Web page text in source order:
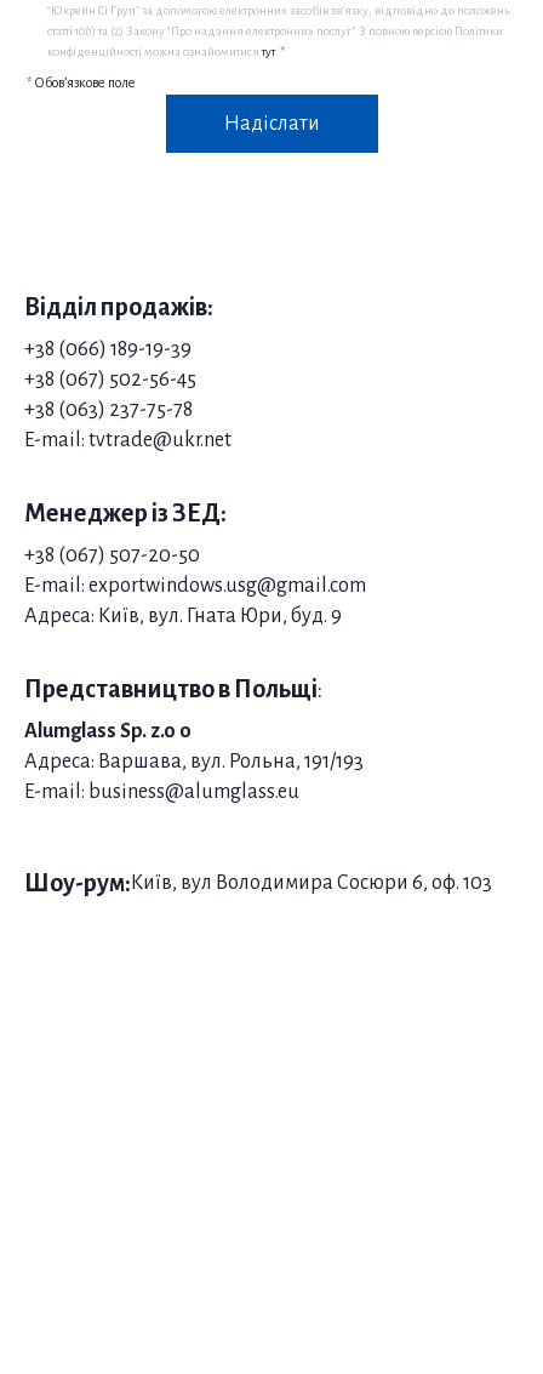
“Юкрейн Сі Груп” за допомогою електронних засобів зв’язку, відповідно до положень
статті 10(1) та (2) Закону “Про надання електронних послуг”. З повною версією Політики
конфіденційності можна ознайомитисятут. *
* Обов’язкове поле
Надіслати
Відділ продажів:
+38 (066) 189-19-39
+38 (067) 502-56-45
+38 (063) 237-75-78
E-mail: tvtrade@ukr.net
Менеджер із ЗЕД:
+38 (067) 507-20-50
E-mail: exportwindows.usg@gmail.com
Адреса: Київ, вул. Гната Юри, буд. 9
Представництво в Польщі:
Alumglass Sp. z.o o
Адреса: Варшава, вул. Рольна, 191/193
E-mail: business@alumglass.eu
Шоу-рум: Київ, вул Володимира Сосюри 6, оф. 103